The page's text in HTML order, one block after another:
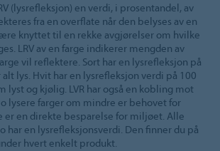
(lysrefleksjon) en verdi, i prosentandel, av
fra en overflate når den belyses av en
knyttet til en rekke avgjørelser om hvilke
LRV av en farge indikerer mengden av
vil reflektere. Sort har en lysrefleksjon på
lys. Hvit har en lysrefleksjon verdi på 100
lyst og kjølig. LVR har også en kobling mot
lysere farger om mindre er behovet for
er en direkte besparelse for miljøet. Alle
har en lysrefleksjonsverdi. Den finner du på
hvert enkelt produkt.